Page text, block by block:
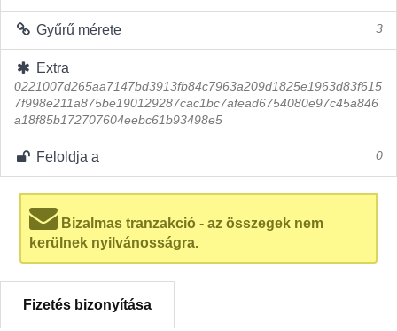
Gyűrű mérete 3
Extra
0221007d265aa7147bd3913fb84c7963a209d1825e1963d83f615
7f998e211a875be190129287cac1bc7afead6754080e97c45a846
a18f85b172707604eebc61b93498e5
Feloldja a 0
Bizalmas tranzakció - az összegek nem
kerülnek nyilvánosságra.
Fizetés bizonyítása